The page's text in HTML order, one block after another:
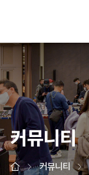
커뮤니티
커뮤니티